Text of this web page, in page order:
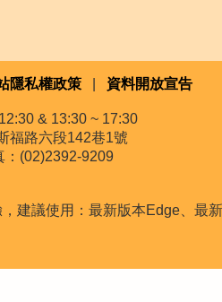
隱私權政策 資料開放宣告
& 13:30 ~ 17:30
福路六段142巷1號
：(02)2392-9209
建議使用：最新版本Edge、最